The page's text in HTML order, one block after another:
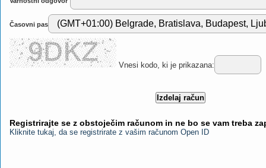
Časovni pas
Vnesi kodo, ki je prikazana:
Registrirajte se z obstoječim računom in ne bo se vam treba
Kliknite tukaj, da se registrirate z vašim računom Open ID